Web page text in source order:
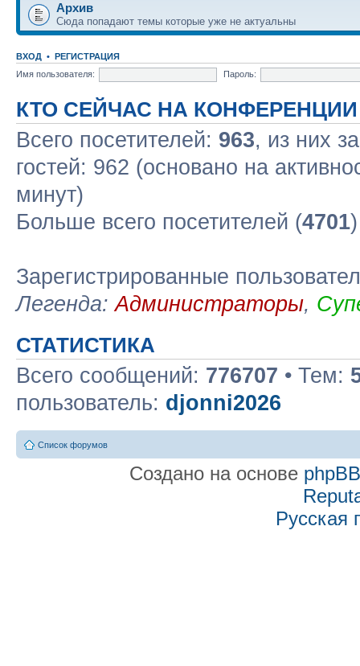
Архив
Сюда попадают темы которые уже не актуальны
ВХОД • РЕГИСТРАЦИЯ
Имя пользователя:
Пароль:
КТО СЕЙЧАС НА КОНФЕРЕНЦИИ
Всего посетителей: 963, из них
гостей: 962 (основано на
минут)
Больше всего посетителей (4701
Зарегистрированные
Легенда:Администраторы,
СТАТИСТИКА
Всего сообщений: 776707 • Тем:
пользователь: djonni2026
Список форумов
Создано на основе phpBB
Русская